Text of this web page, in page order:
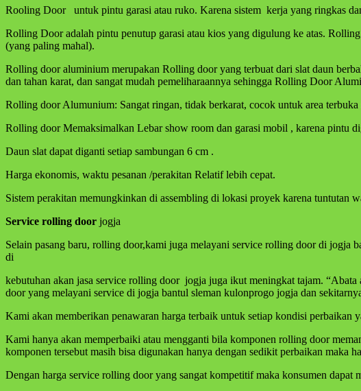
Rooling Door untuk pintu garasi atau ruko. Karena sistem kerja yang ringkas
Rolling Door adalah pintu penutup garasi atau kios yang digulung ke atas.
(yang paling mahal).
Rolling door aluminium merupakan Rolling door yang terbuat dari slat daun
dan tahan karat, dan sangat mudah pemeliharaannya sehingga Rolling Door
Rolling door Alumunium: Sangat ringan, tidak berkarat, cocok untuk area
Rolling door Memaksimalkan Lebar show room dan garasi mobil , karena pintu
Daun slat dapat diganti setiap sambungan 6 cm .
Harga ekonomis, waktu pesanan /perakitan Relatif lebih cepat.
Sistem perakitan memungkinkan di assembling di lokasi proyek karena tuntutan
Service rolling door jogja
Selain pasang baru, rolling door,kami juga melayani service rolling door di jogja
di
kebutuhan akan jasa service rolling door jogja juga ikut meningkat tajam.
door yang melayani service di jogja bantul sleman kulonprogo jogja dan
Kami akan memberikan penawaran harga terbaik untuk setiap kondisi
Kami hanya akan memperbaiki atau mengganti bila komponen rolling door
komponen tersebut masih bisa digunakan hanya dengan sedikit perbaikan maka
Dengan harga service rolling door yang sangat kompetitif maka konsumen dapat